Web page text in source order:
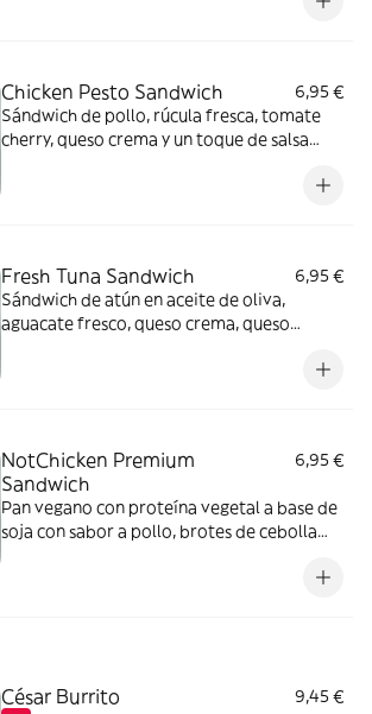
Chicken Pesto Sandwich
6,95 €
Sándwich de pollo, rúcula fresca, tomate
cherry, queso crema y un toque de salsa
Fresh Tuna Sandwich
6,95 €
Sándwich de atún en aceite de oliva,
aguacate fresco, queso crema, queso
NotChicken Premium
Sandwich
6,95 €
Pan vegano con proteína vegetal a base de
soja con sabor a pollo, brotes de cebolla
César Burrito 9,45 €